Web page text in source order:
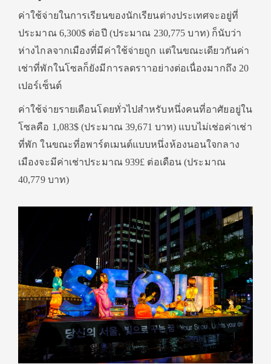
ค่าใช้จ่ายในการเรียนของนักเรียนต่างประเทศจะอยู่ที่
ประมาณ 6,300$ ต่อปี (ประมาณ 230,775 บาท) ก็นับว่า
ห่างไกลจากเมืองที่มีค่าใช้จ่ายถูก แต่ในขณะเดียวกันค่า
เช่าที่พักในโซลก็ยังมีการลดราาอย่างต่อเนื่องมากถึง 20
เปอร์เซ็นต์
ค่าใช้จ่ายรายเดือนโดยทั่วไปสำหรับหนึ่งคนที่อาศัยอยู่ใน
โซลคือ 1,083$ (ประมาณ 39,671 บาท) แบบไม่เช่อค่าเช่า
ที่พัก ในขณะที่อพาร์ตเมนต์แบบหนึ่งห้องนอนใจกลาง
เมืองจะมีค่าเช่าประมาณ 939£ ต่อเดือน (ประมาณ
40,779 บาท)